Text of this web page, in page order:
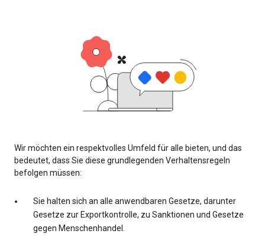
Wir möchten ein respektvolles Umfeld für alle bieten, und das
bedeutet, dass Sie diese grundlegenden Verhaltensregeln
befolgen müssen:
Sie halten sich an alle anwendbaren Gesetze, darunter
Gesetze zur Exportkontrolle, zu Sanktionen und Gesetze
gegen Menschenhandel.